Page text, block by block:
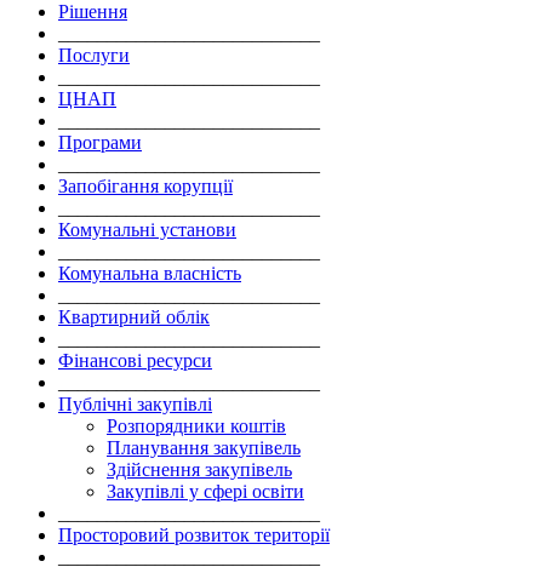
Рішення
Послуги
ЦНАП
Програми
Запобігання корупції
Комунальні установи
Комунальна власність
Квартирний облік
Фінансові ресурси
Публічні закупівлі
Розпорядники коштів
Планування закупівель
Здійснення закупівель
Закупівлі у сфері освіти
Просторовий розвиток території